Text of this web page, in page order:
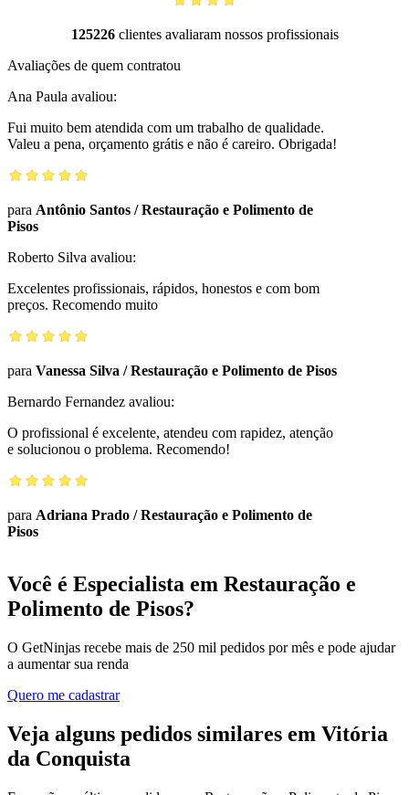
125226clientes avaliaram nossos profissionais
Avaliações de quem contratou
Ana Paula avaliou:
Fui muito bem atendida com um trabalho de qualidade.
Valeu a pena, orçamento grátis e não é careiro. Obrigada!
para Antônio Santos /Restauração e Polimento de
Pisos
Roberto Silva avaliou:
Excelentes profissionais, rápidos, honestos e com bom
preços. Recomendo muito
para Vanessa Silva /Restauração e Polimento de Pisos
Bernardo Fernandez avaliou:
O profissional é excelente, atendeu com rapidez, atenção
e solucionou o problema. Recomendo!
para Adriana Prado /Restauração e Polimento de
Pisos
Você é Especialista em Restauração e
Polimento de Pisos?
O GetNinjas recebe mais de 250 mil pedidos por mês e pode ajudar
a aumentar sua renda
Quero me cadastrar
Veja alguns pedidos similares em Vitória
da Conquista